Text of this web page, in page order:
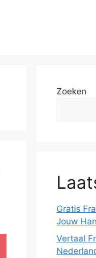
Zoeken
Gratis
Jouw
Vertaal